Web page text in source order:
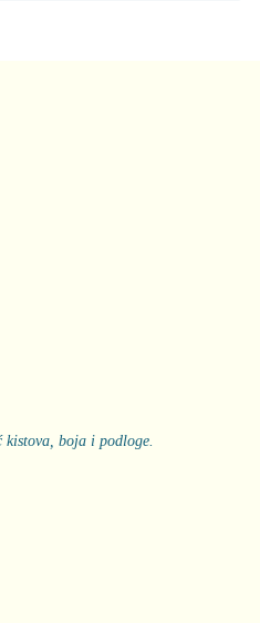
kistova, boja i podloge.